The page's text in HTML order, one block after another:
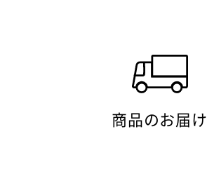
商品のお届け